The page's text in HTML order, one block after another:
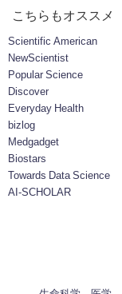
こちらもオススメ
Scientific American
NewScientist
Popular Science
Discover
Everyday Health
bizlog
Medgadget
Biostars
Towards Data Science
AI-SCHOLAR